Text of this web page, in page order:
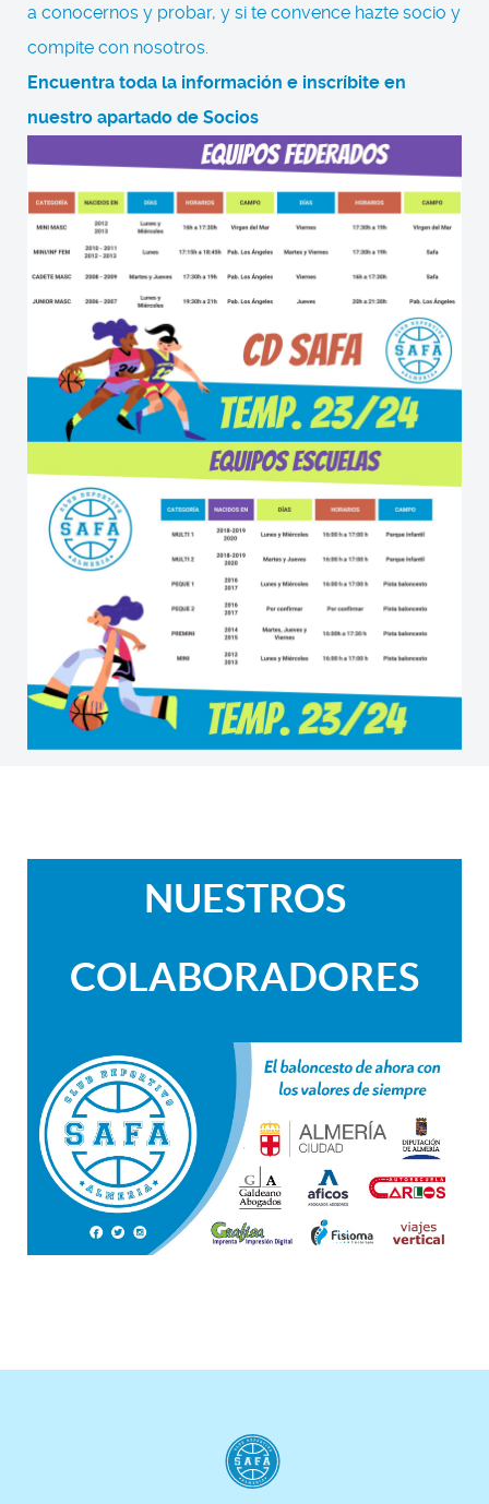
a conocernos y probar, y si te convence hazte socio y
compite con nosotros.
Encuentra toda la información e inscríbite en
nuestro apartado de Socios
NUESTROS
COLABORADORES